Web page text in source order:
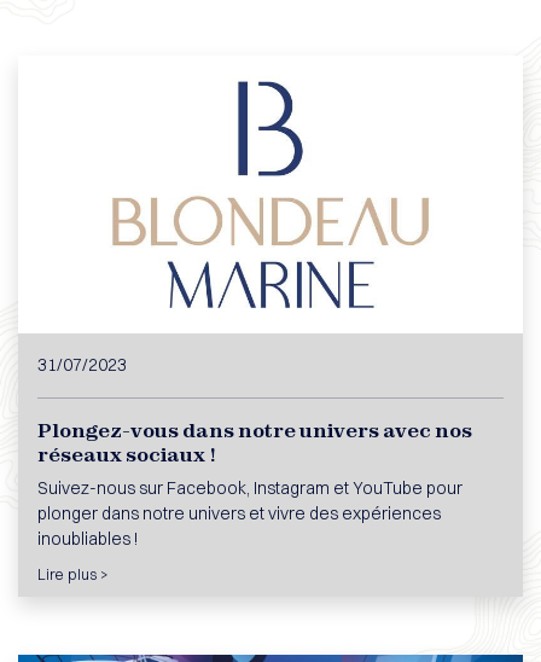
31/07/2023
Plongez-vous dans notre univers avec nos
réseaux sociaux !
Suivez-nous sur Facebook, Instagram et YouTube pour
plonger dans notre univers et vivre des expériences
inoubliables !
Lire plus >